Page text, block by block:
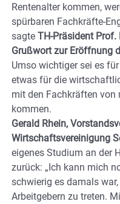
Rentenalter kommen,
spürbaren Fachkräfte-
sagte TH-Präsident Prof.
Grußwort zur Eröffnung
Umso wichtiger sei es
etwas für die
mit den Fachkräften von
kommen.
Gerald Rhein,
Wirtschaftsvereinigung
eigenes Studium an der
zurück: „Ich kann mich
schwierig es damals
Arbeitgebern zu treten.